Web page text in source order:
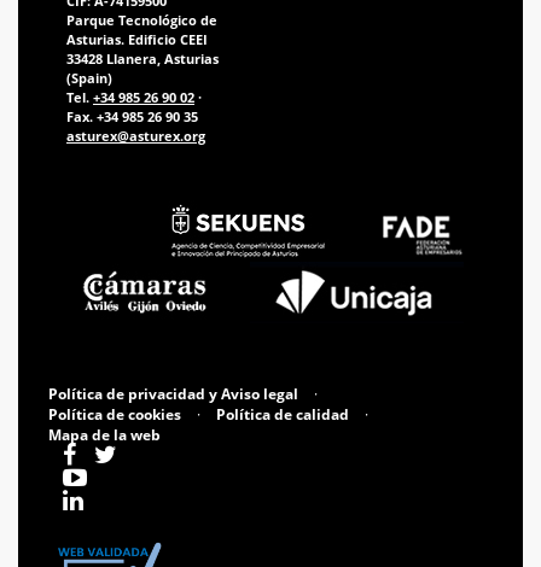
Parque Tecnológico de
Asturias. Edificio CEEI
33428 Llanera, Asturias
(Spain)
Tel. +34 985 26 90 02 ·
Fax. +34 985 26 90 35
asturex@asturex.org
Política de privacidad y Aviso legal
·
Política de cookies
· Política de calidad
·
Mapa de la web